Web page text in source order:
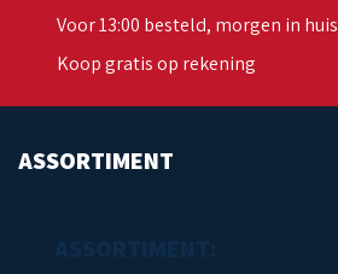
Voor 13:00 besteld, morgen in huis
Koop gratis op rekening
ASSORTIMENT